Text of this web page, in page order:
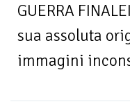
GUERRA
sua assoluta
immagini